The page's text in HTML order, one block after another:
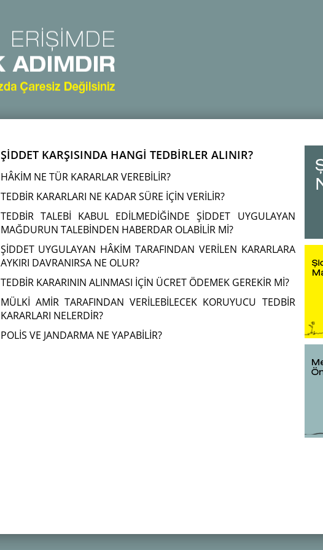
ŞİDDET KARŞISINDA HANGİ TEDBİRLER ALINIR?
HÂKİM NE TÜR KARARLAR VEREBİLİR?
TEDBİR KARARLARI NE KADAR SÜRE İÇİN VERİLİR?
TEDBİR TALEBİ KABUL EDİLMEDİĞİNDE ŞİDDET UYGULAYAN
MAĞDURUN TALEBİNDEN HABERDAR OLABİLİR Mİ?
ŞİDDET UYGULAYAN HÂKİM TARAFINDAN VERİLEN KARARLARA
AYKIRI DAVRANIRSA NE OLUR?
TEDBİR KARARININ ALINMASI İÇİN ÜCRET ÖDEMEK GEREKİR Mİ?
MÜLKİ AMİR TARAFINDAN VERİLEBİLECEK KORUYUCU TEDBİR
KARARLARI NELERDİR?
POLİS VE JANDARMA NE YAPABİLİR?